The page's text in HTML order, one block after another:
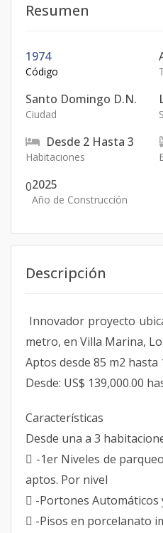
Resumen
1974
Código
Santo Domingo D.N.
Ciudad
Desde 2 Hasta 3
Habitaciones
02025
Año de Construcción
Descripción
Innovador proyecto
metro, en Villa Marina,
Aptos desde 85 m2 hasta
Desde: US$ 139,000.00
Características
Desde una a 3
 -1er Niveles de
aptos. Por nivel
 -Portones
 -Pisos en porcelanato